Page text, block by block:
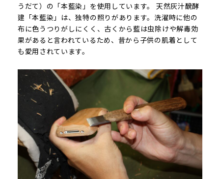
うだて）の「本藍染」を使用しています。 天然灰汁醗酵
建「本藍染」は、独特の照りがあります。洗濯時に他の
布に色うつりがしにくく、古くから藍は虫除けや解毒効
果があると言われているため、昔から子供の肌着として
も愛用されています。